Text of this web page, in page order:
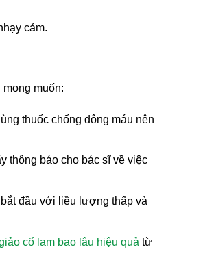
cảm.
muốn:
thuốc chống đông máu nên
thông báo cho bác sĩ về việc
đầu với liều lượng thấp và
cổ lam bao lâu hiệu quả từ